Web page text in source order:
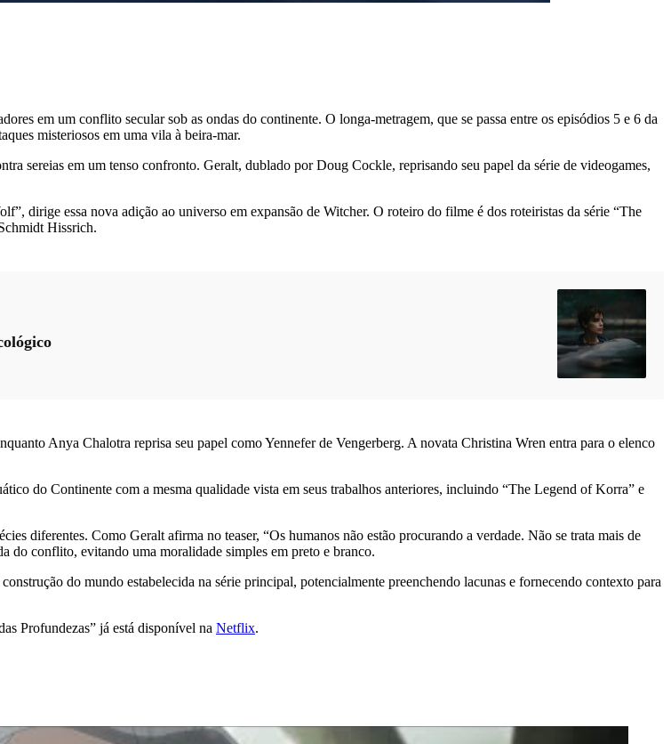
em um conflito secular sob as ondas do continente. O longa-metragem, que se passa entre os episódios 5 e 6 da
misteriosos em uma vila à beira-mar.
sereias em um tenso confronto. Geralt, dublado por Doug Cockle, reprisando seu papel da série de videogames,
dirige essa nova adição ao universo em expansão de Witcher. O roteiro do filme é dos roteiristas da série “The
Hissrich.
Anya Chalotra reprisa seu papel como Yennefer de Vengerberg. A novata Christina Wren entra para o elenco
do Continente com a mesma qualidade vista em seus trabalhos anteriores, incluindo “The Legend of Korra” e
diferentes. Como Geralt afirma no teaser, “Os humanos não estão procurando a verdade. Não se trata mais de
do conflito, evitando uma moralidade simples em preto e branco.
do mundo estabelecida na série principal, potencialmente preenchendo lacunas e fornecendo contexto para
Profundezas” já está disponível na Netflix.